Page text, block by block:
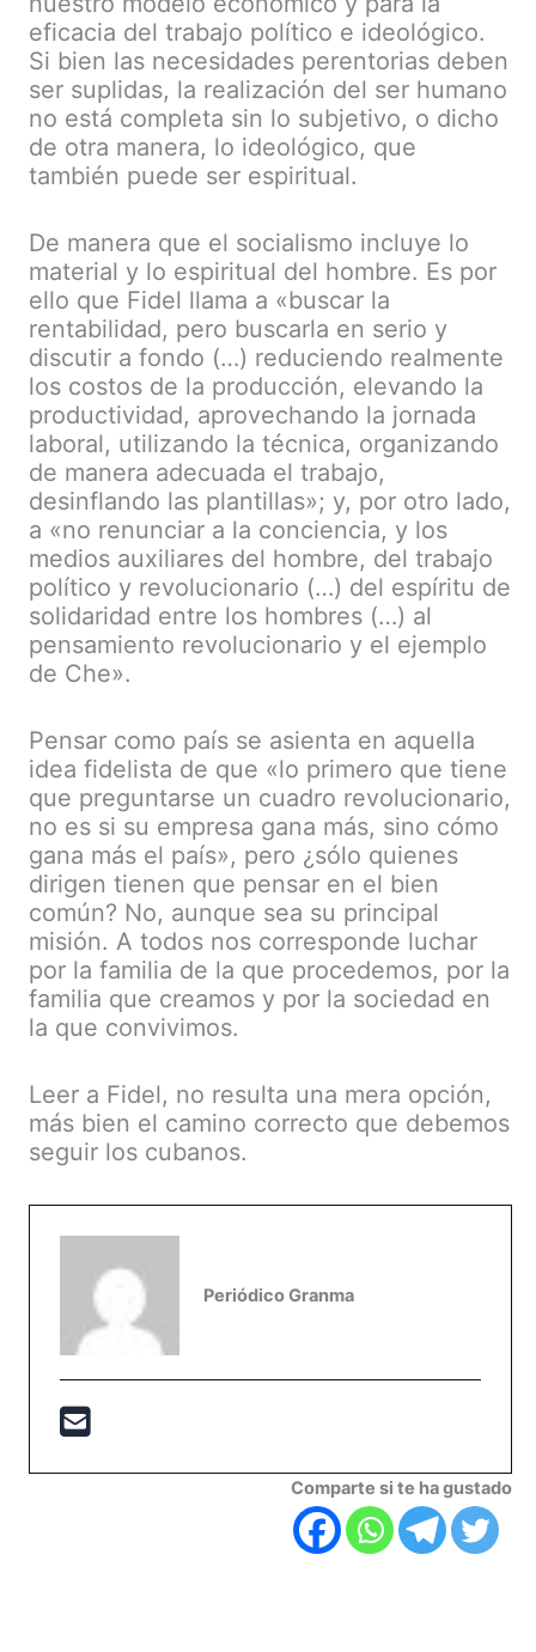
eficacia del trabajo político e ideológico.
Si bien las necesidades perentorias deben
ser suplidas, la realización del ser humano
no está completa sin lo subjetivo, o dicho
de otra manera, lo ideológico, que
también puede ser espiritual.
De manera que el socialismo incluye lo
material y lo espiritual del hombre. Es por
ello que Fidel llama a «buscar la
rentabilidad, pero buscarla en serio y
discutir a fondo (…) reduciendo realmente
los costos de la producción, elevando la
productividad, aprovechando la jornada
laboral, utilizando la técnica, organizando
de manera adecuada el trabajo,
desinflando las plantillas»; y, por otro lado,
a «no renunciar a la conciencia, y los
medios auxiliares del hombre, del trabajo
político y revolucionario (…) del espíritu de
solidaridad entre los hombres (…) al
pensamiento revolucionario y el ejemplo
de Che».
Pensar como país se asienta en aquella
idea fidelista de que «lo primero que tiene
que preguntarse un cuadro revolucionario,
no es si su empresa gana más, sino cómo
gana más el país», pero ¿sólo quienes
dirigen tienen que pensar en el bien
común? No, aunque sea su principal
misión. A todos nos corresponde luchar
por la familia de la que procedemos, por la
familia que creamos y por la sociedad en
la que convivimos.
Leer a Fidel, no resulta una mera opción,
más bien el camino correcto que debemos
seguir los cubanos.
Periódico Granma
Comparte si te ha gustado